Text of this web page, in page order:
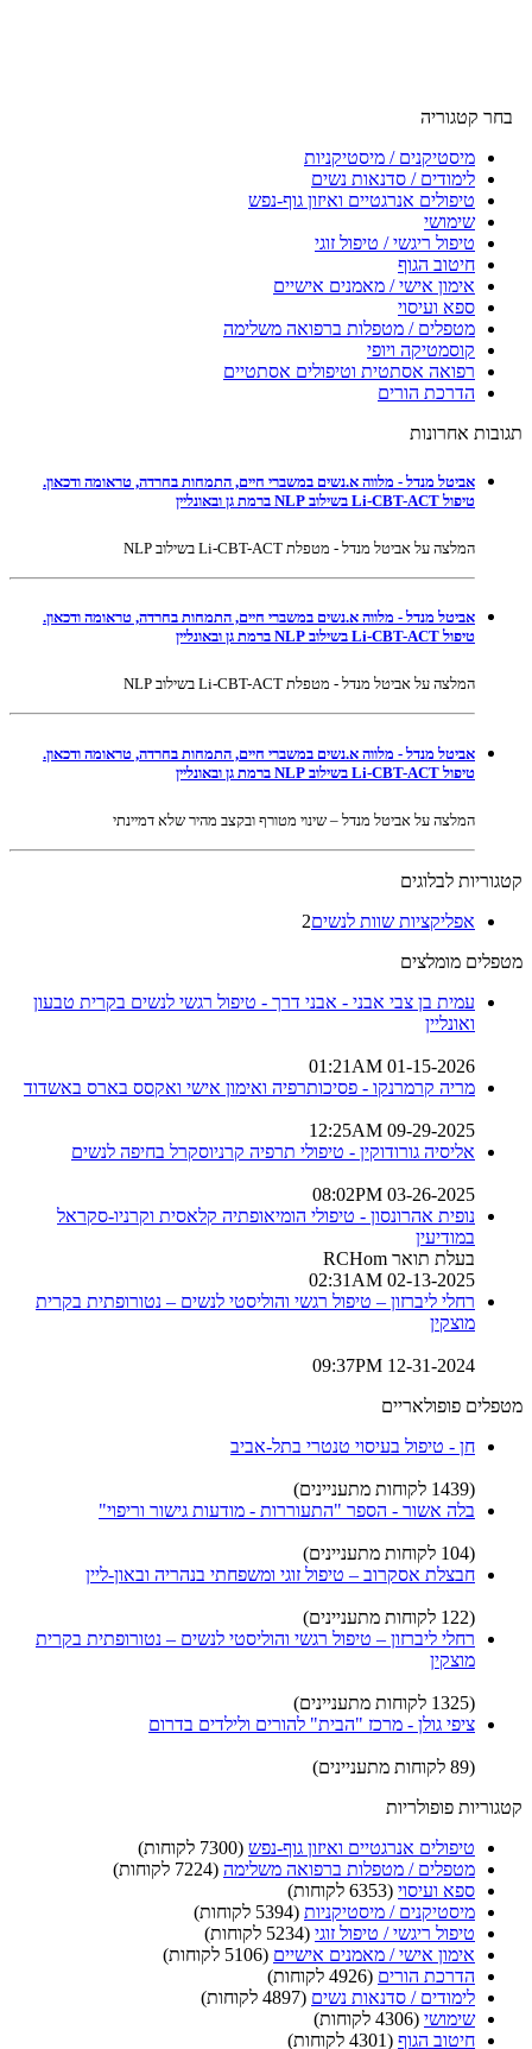
בחר קטגוריה
מיסטיקנים / מיסטיקניות
לימודים / סדנאות נשים
טיפולים אנרגטיים ואיזון גוף-נפש
שימושי
טיפול ריגשי / טיפול זוגי
חיטוב הגוף
אימון אישי / מאמנים אישיים
ספא ועיסוי
מטפלים / מטפלות ברפואה משלימה
קוסמטיקה ויופי
רפואה אסתטית וטיפולים אסתטיים
הדרכת הורים
תגובות אחרונות
אביטל מנדל - מלווה א.נשים במשברי חיים, התמחות בחרדה, טראומה ודכאון.
טיפול Li-CBT-ACT בשילוב NLP ברמת גן ובאונליין
המלצה על אביטל מנדל - מטפלת Li-CBT-ACT בשילוב NLP
אביטל מנדל - מלווה א.נשים במשברי חיים, התמחות בחרדה, טראומה ודכאון.
טיפול Li-CBT-ACT בשילוב NLP ברמת גן ובאונליין
המלצה על אביטל מנדל - מטפלת Li-CBT-ACT בשילוב NLP
אביטל מנדל - מלווה א.נשים במשברי חיים, התמחות בחרדה, טראומה ודכאון.
טיפול Li-CBT-ACT בשילוב NLP ברמת גן ובאונליין
המלצה על אביטל מנדל – שינוי מטורף ובקצב מהיר שלא דמיינתי
קטגוריות לבלוגים
אפליקציות שוות לנשים2
מטפלים מומלצים
עמית בן צבי אבני - אבני דרך - טיפול רגשי לנשים בקרית טבעון
ואונליין
01-15-2026 01:21AM
מריה קרמרנקו - פסיכותרפיה ואימון אישי ואקסס בארס באשדוד
09-29-2025 12:25AM
אליסיה גורודוקין - טיפולי תרפיה קרניוסקרל בחיפה לנשים
03-26-2025 08:02PM
נופית אהרונסון - טיפולי הומיאופתיה קלאסית וקרניו-סקראל
במודיעין
בעלת תואר RCHom
02-13-2025 02:31AM
רחלי ליברזון – טיפול רגשי והוליסטי לנשים – נטורופתית בקרית
מוצקין
12-31-2024 09:37PM
מטפלים פופולאריים
חן - טיפול בעיסוי טנטרי בתל-אביב
(1439 לקוחות מתעניינים)
בלה אשור - הספר "התעוררות - מודעות גישור וריפוי"
(104 לקוחות מתעניינים)
חבצלת אסקרוב – טיפול זוגי ומשפחתי בנהריה ובאון-ליין
(122 לקוחות מתעניינים)
רחלי ליברזון – טיפול רגשי והוליסטי לנשים – נטורופתית בקרית
מוצקין
(1325 לקוחות מתעניינים)
ציפי גולן - מרכז "הבית" להורים ולילדים בדרום
(89 לקוחות מתעניינים)
קטגוריות פופולריות
טיפולים אנרגטיים ואיזון גוף-נפש (7300 לקוחות)
מטפלים / מטפלות ברפואה משלימה (7224 לקוחות)
ספא ועיסוי (6353 לקוחות)
מיסטיקנים / מיסטיקניות (5394 לקוחות)
טיפול ריגשי / טיפול זוגי (5234 לקוחות)
אימון אישי / מאמנים אישיים (5106 לקוחות)
הדרכת הורים (4926 לקוחות)
לימודים / סדנאות נשים (4897 לקוחות)
שימושי (4306 לקוחות)
חיטוב הגוף (4301 לקוחות)